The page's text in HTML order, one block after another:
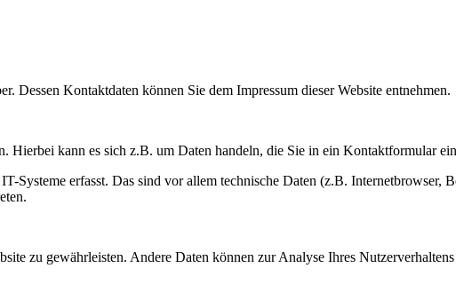
Dessen Kontaktdaten können Sie dem Impressum dieser Website entnehmen.
Hierbei kann es sich z.B. um Daten handeln, die Sie in ein Kontaktformular
Systeme erfasst. Das sind vor allem technische Daten (z.B. Internetbrowser,
zu gewährleisten. Andere Daten können zur Analyse Ihres